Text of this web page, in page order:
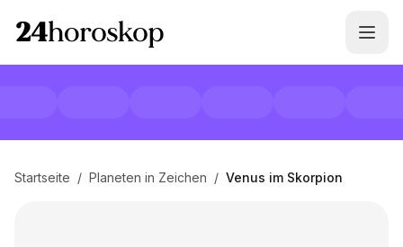
Startseite / Planeten in Zeichen / Venus im Skorpion